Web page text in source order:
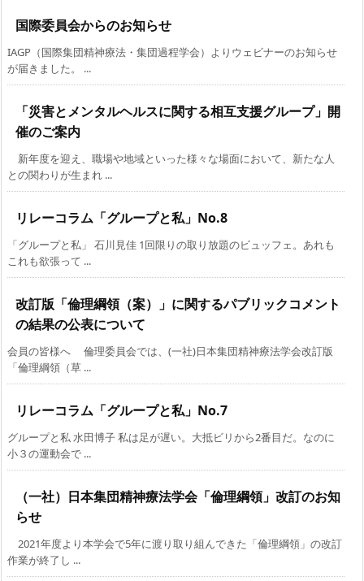
国際委員会からのお知らせ
IAGP（国際集団精神療法・集団過程学会）よりウェビナーのお知らせ
が届きました。 ...
「災害とメンタルヘルスに関する相互支援グループ」開
催のご案内
新年度を迎え、職場や地域といった様々な場面において、新たな人
との関わりが生まれ ...
リレーコラム「グループと私」No.8
「グループと私」 石川見佳 1回限りの取り放題のビュッフェ。あれも
これも欲張って ...
改訂版「倫理綱領（案）」に関するパブリックコメント
の結果の公表について
会員の皆様へ 倫理委員会では、(一社)日本集団精神療法学会改訂版
「倫理綱領（草 ...
リレーコラム「グループと私」No.7
グループと私 水田博子 私は足が遅い。大抵ビリから2番目だ。なのに
小３の運動会で ...
（一社）日本集団精神療法学会「倫理綱領」改訂のお知
らせ
2021年度より本学会で5年に渡り取り組んできた「倫理綱領」の改訂
作業が終了し ...